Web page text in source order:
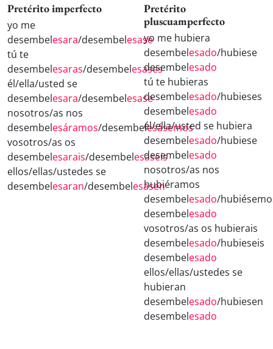
Pretérito imperfecto
yo me
desembelesara/desembelesase
tú te
desembelesaras/desembelesases
él/ella/usted se
desembelesara/desembelesase
nosotros/as nos
desembelesáramos/desembelesásemos
vosotros/as os
desembelesarais/desembelesaseis
ellos/ellas/ustedes se
desembelesaran/desembelesasen
Pretérito
pluscuamperfecto
yo me hubiera
desembelesado/hubiese
desembelesado
tú te hubieras
desembelesado/hubieses
desembelesado
él/ella/usted se hubiera
desembelesado/hubiese
desembelesado
nosotros/as nos
hubiéramos
desembelesado/
desembelesado
vosotros/as os hubierais
desembelesado/hubieseis
desembelesado
ellos/ellas/ustedes se
hubieran
desembelesado/hubiesen
desembelesado